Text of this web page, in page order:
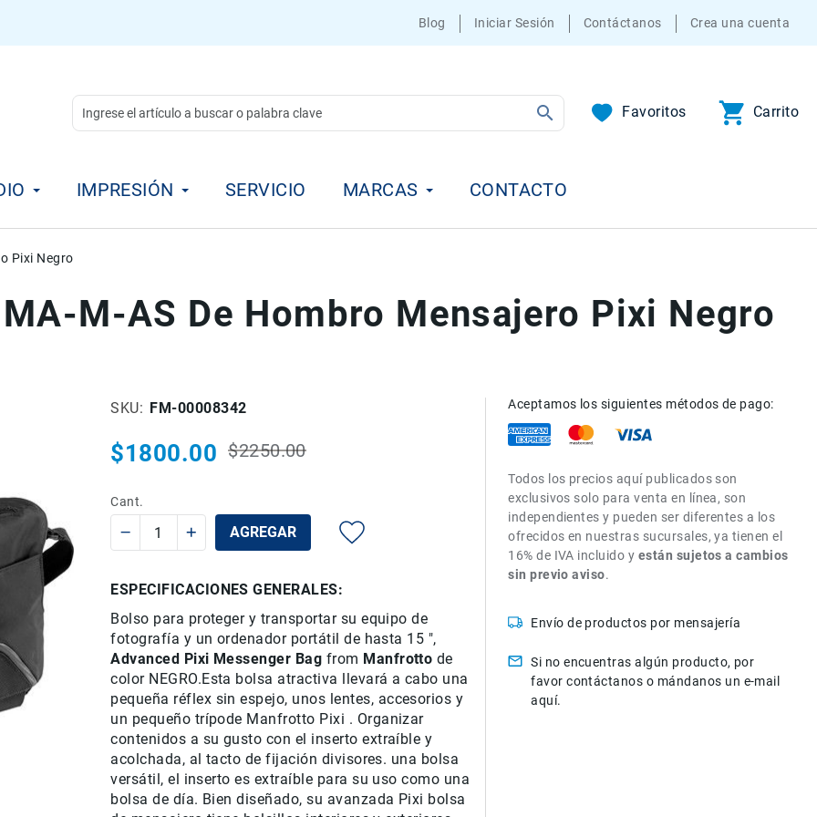
Blog Iniciar Sesión Contáctanos Crea una cuenta
Favoritos Carrito
IMPRESIÓN SERVICIO MARCAS CONTACTO
Pixi Negro
M-AS De Hombro Mensajero Pixi Negro
SKU FM-00008342
Cant.
AGREGAR
Precio
$2250.00
Precio
$1800.00
ESPECIFICACIONES GENERALES:
Bolso para proteger y transportar su equipo de
fotografía y un ordenador portátilde hasta 15 ",
Advanced Pixi Messenger Bag from Manfrotto de
color NEGRO.Esta bolsa atractiva llevará a cabo una
pequeña réflex sin espejo, unos lentes, accesorios y
un pequeño trípode Manfrotto Pixi . Organizar
contenidos a su gusto con el inserto extraíble y
acolchada, al tacto de fijación divisores. una bolsa
versátil, el inserto es extraíble para su uso como una
bolsa de día. Bien diseñado, su avanzada Pixi bolsa
Aceptamos los siguientes métodos de pago:
Todos los precios aquí publicados son
exclusivos solo para venta en línea, son
independientes y pueden ser diferentes a los
ofrecidos en nuestras sucursales, ya tienen el
16% de IVA incluido y están sujetos a cambios
sin previo aviso.
Envío de productos por mensajería
Si no encuentras algún producto, por
favor contáctanos o mándanos un e-mail
aquí.